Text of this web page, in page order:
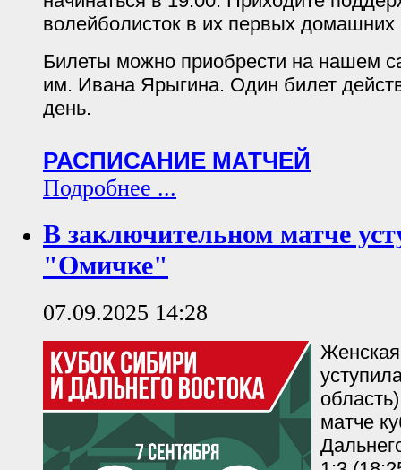
волейболисток в их первых домашних
Билеты можно приобрести на нашем
им. Ивана Ярыгина. Один билет
день.
РАСПИСАНИЕ МАТЧЕЙ
Подробнее ...
В заключительном матче
"Омичке"
07.09.2025 14:28
матче